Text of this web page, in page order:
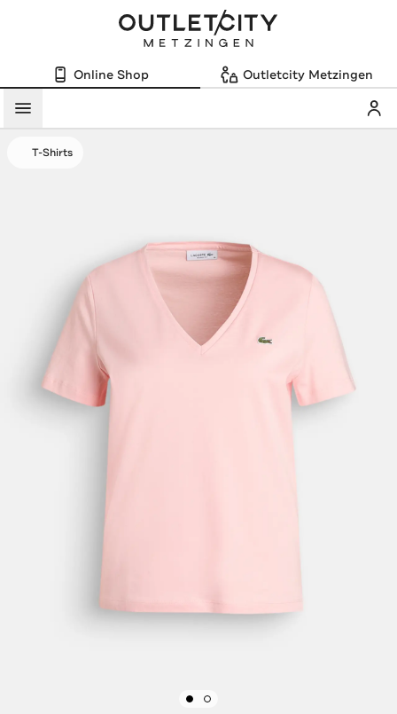
Online Shop Outletcity Metzingen
Menü
T-Shirts